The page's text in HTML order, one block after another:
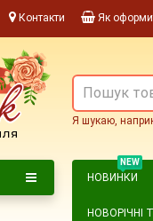
Контакти Як
Я шукаю,
NEW
НОВИНКИ
НОВОРІЧНІ